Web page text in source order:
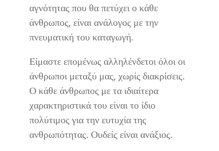
αγνότητας που θα πετύχει ο κάθε
άνθρωπος, είναι ανάλογος με την
πνευματική του καταγωγή.
Είμαστε επομένως αλληλένδετοι όλοι οι
άνθρωποι μεταξύ μας, χωρίς διακρίσεις.
Ο κάθε άνθρωπος με τα ιδιαίτερα
χαρακτηριστικά του είναι το ίδιο
πολύτιμος για την ευτυχία της
ανθρωπότητας. Ουδείς είναι ανάξιος.